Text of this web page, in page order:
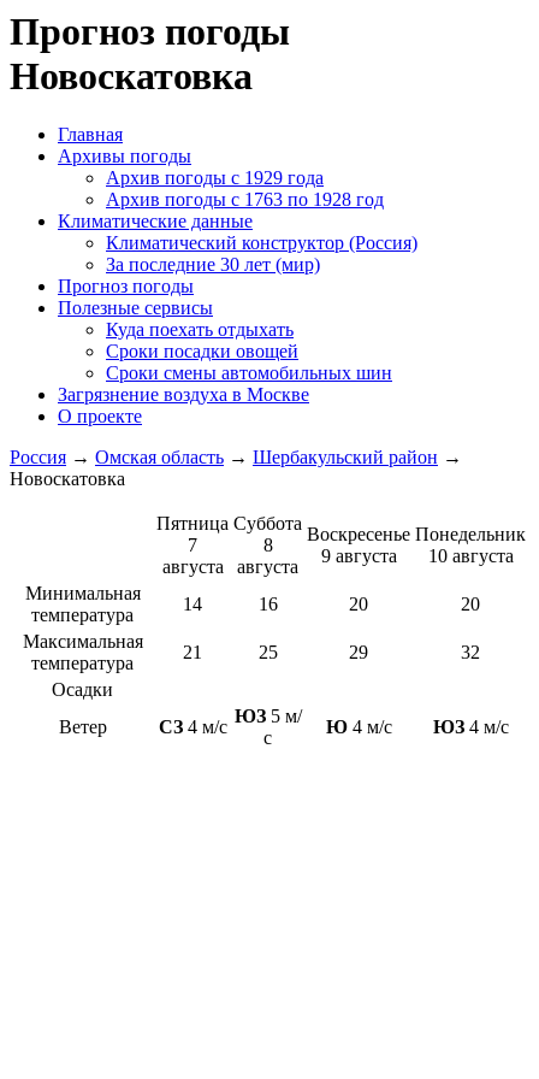
Прогноз погоды
Новоскатовка
Главная
Архивы погоды
Архив погоды c 1929 года
Архив погоды c 1763 по 1928 год
Климатические данные
Климатический конструктор (Россия)
За последние 30 лет (мир)
Прогноз погоды
Полезные сервисы
Куда поехать отдыхать
Сроки посадки овощей
Сроки смены автомобильных шин
Загрязнение воздуха в Москве
О проекте
Россия → Омская область → Шербакульский район →
Новоскатовка
Пятница
7
августа
Суббота
8
августа
Воскресенье
9 августа
Понедельник
10 августа
Минимальная
температура
14 16 20
20
Максимальная
температура
21 25 29
32
Осадки
Ветер
СЗ4 м/с
ЮЗ5 м/
с
Ю4 м/с ЮЗ4 м/с